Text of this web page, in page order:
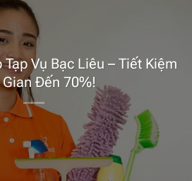
Tạp Vụ Bạc Liêu – Tiết Kiệm
Đến 70%!